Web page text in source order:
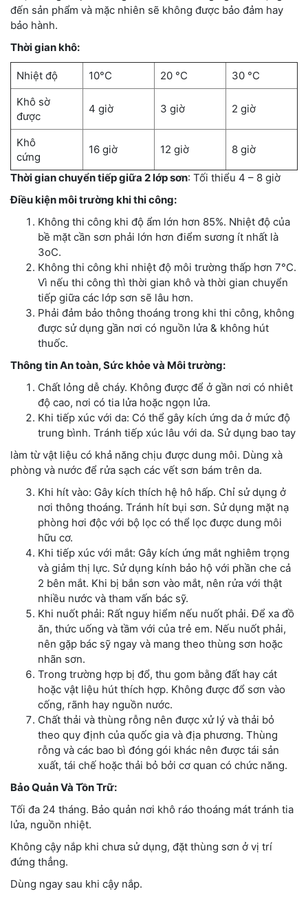
đến sản phẩm và mặc nhiên sẽ không được bảo đảm hay
bảo hành.
Thời gian khô:
Nhiệt độ 10°C 20 °C
30 °C
Khô sờ
được
4 giờ 3 giờ 2 giờ
Khô
cứng
16 giờ 12 giờ 8 giờ
Thời gian chuyển tiếp giữa 2 lớp sơn: Tối thiểu 4 – 8 giờ
Điều kiện môi trường khi thi công:
Không thi công khi độ ẩm lớn hơn 85%. Nhiệt độ của
bề mặt cần sơn phải lớn hơn điểm sương ít nhất là
3oC.
Không thi công khi nhiệt độ môi trường thấp hơn 7°C.
Vì nếu thi công thì thời gian khô và thời gian chuyển
tiếp giữa các lớp sơn sẽ lâu hơn.
Phải đảm bảo thông thoáng trong khi thi công, không
được sử dụng gần nơi có nguồn lửa & không hút
thuốc.
Thông tin An toàn, Sức khỏe và Môi trường:
Chất lỏng dễ cháy. Không được để ở gần nơi có nhiêt
độ cao, nơi có tia lửa hoặc ngọn lửa.
Khi tiếp xúc với da: Có thể gây kích ứng da ở mức độ
trung bình. Tránh tiếp xúc lâu với da. Sử dụng bao tay
làm từ vật liệu có khả năng chịu được dung môi. Dùng xà
phòng và nước để rửa sạch các vết sơn bám trên da.
Khi hít vào: Gây kích thích hệ hô hấp. Chỉ sử dụng ở
nơi thông thoáng. Tránh hít bụi sơn. Sử dụng mặt nạ
phòng hơi độc với bộ lọc có thể lọc được dung môi
hữu cơ.
Khi tiếp xúc với mắt: Gây kích ứng mắt nghiêm trọng
và giảm thị lực. Sử dụng kính bảo hộ với phần che cả
2 bên mắt. Khi bị bắn sơn vào mắt, nên rửa với thật
nhiều nước và tham vấn bác sỹ.
Khi nuốt phải: Rất nguy hiểm nếu nuốt phải. Để xa đồ
ăn, thức uống và tầm với của trẻ em. Nếu nuốt phải,
nên gặp bác sỹ ngay và mang theo thùng sơn hoặc
nhãn sơn.
Trong trường hợp bị đổ, thu gom bằng đất hay cát
hoặc vật liệu hút thích hợp. Không được đổ sơn vào
cống, rãnh hay nguồn nước.
Chất thải và thùng rỗng nên được xử lý và thải bỏ
theo quy định của quốc gia và địa phương. Thùng
rỗng và các bao bì đóng gói khác nên được tái sản
xuất, tái chế hoặc thải bỏ bởi cơ quan có chức năng.
Bảo Quản Và Tồn Trữ:
Tối đa 24 tháng. Bảo quản nơi khô ráo thoáng mát tránh tia
lửa, nguồn nhiệt.
Không cậy nắp khi chưa sử dụng, đặt thùng sơn ở vị trí
đứng thẳng.
Dùng ngay sau khi cậy nắp.